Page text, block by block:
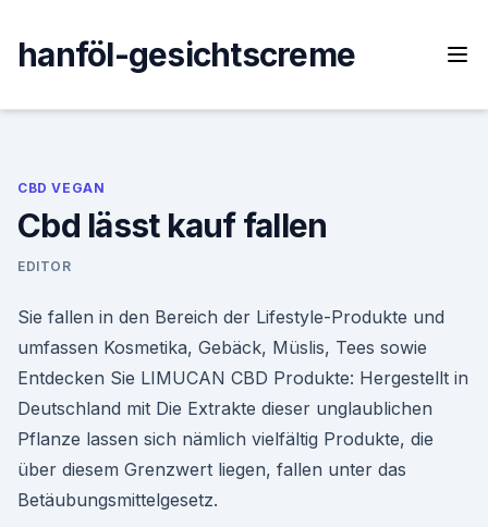
content
hanföl-gesichtscreme
CBD VEGAN
Cbd lässt kauf fallen
EDITOR
Sie fallen in den Bereich der Lifestyle-Produkte und
umfassen Kosmetika, Gebäck, Müslis, Tees sowie
Entdecken Sie LIMUCAN CBD Produkte: Hergestellt in
Deutschland mit Die Extrakte dieser unglaublichen
Pflanze lassen sich nämlich vielfältig Produkte, die
über diesem Grenzwert liegen, fallen unter das
Betäubungsmittelgesetz.